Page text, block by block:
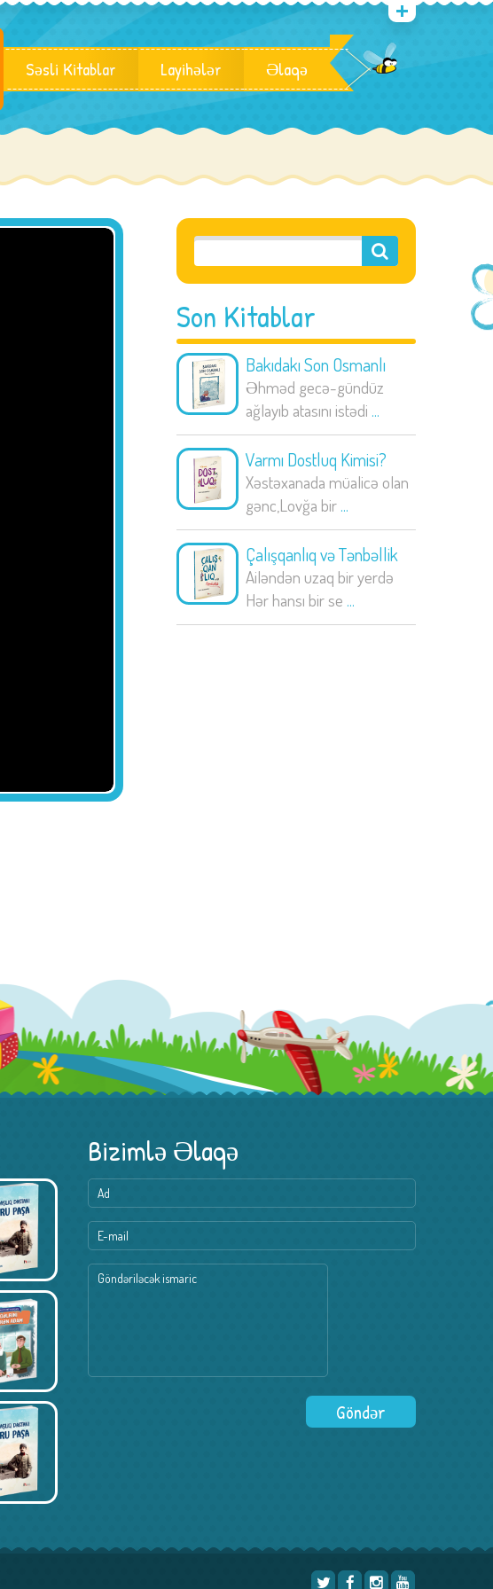
Səsli Kitablar Layihələr Əlaqə
Son Kitablar
Bakıdakı Son Osmanlı
Əhməd gecə-gündüz
ağlayıb atasını istədi ...
Varmı Dostluq Kimisi?
Xəstəxanada müalicə olan
gənc,Lovğa bir ...
Çalışqanlıq və Tənbəllik
Ailəndən uzaq bir yerdə
Hər hansı bir se ...
Bizimlə Əlaqə